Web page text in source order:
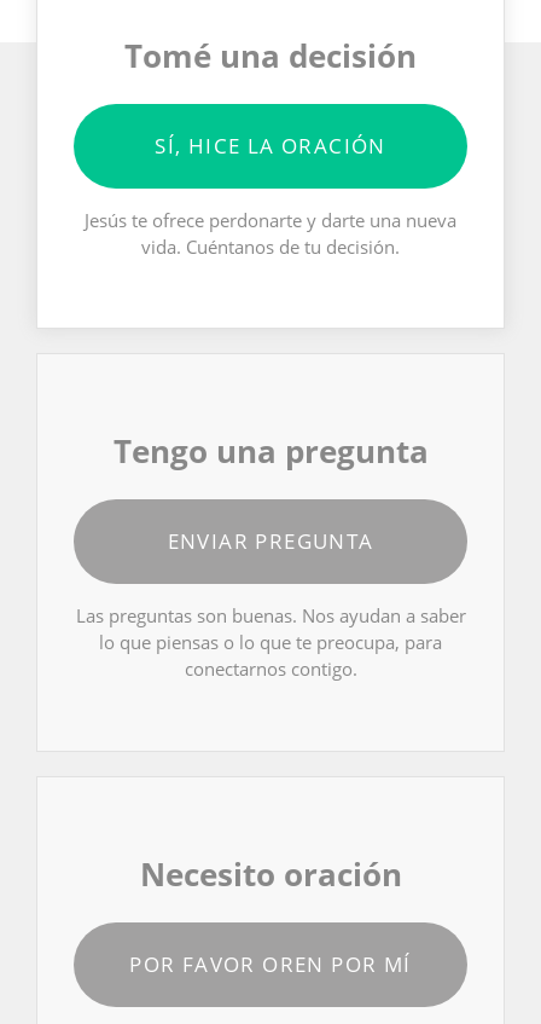
Tomé una decisión
SÍ, HICE LA ORACIÓN
Jesús te ofrece perdonarte y darte una nueva
vida. Cuéntanos de tu decisión.
Tengo una pregunta
ENVIAR PREGUNTA
Las preguntas son buenas. Nos ayudan a saber
lo que piensas o lo que te preocupa, para
conectarnos contigo.
Necesito oración
POR FAVOR OREN POR MÍ